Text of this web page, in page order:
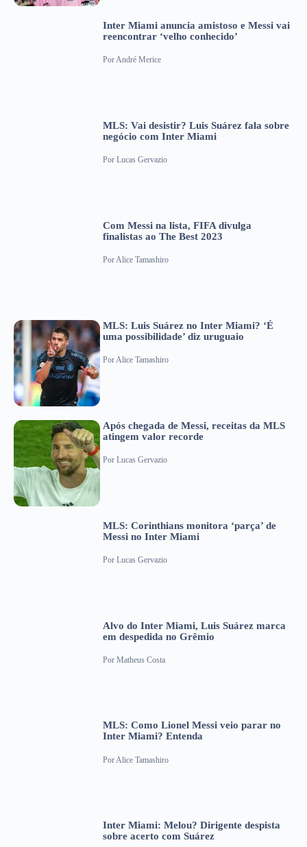
Inter Miami anuncia amistoso e Messi vai
reencontrar ‘velho conhecido’
PorAndré Merice
MLS: Vai desistir? Luis Suárez fala sobre
negócio com Inter Miami
Por Lucas Gervazio
Com Messi na lista, FIFA divulga
finalistas ao The Best 2023
PorAlice Tamashiro
MLS: Luis Suárez no Inter Miami? ‘É
uma possibilidade’ diz uruguaio
PorAlice Tamashiro
Após chegada de Messi, receitas da MLS
atingem valor recorde
Por Lucas Gervazio
MLS: Corinthians monitora ‘parça’ de
Messi no Inter Miami
Por Lucas Gervazio
Alvo do Inter Miami, Luis Suárez marca
em despedida no Grêmio
Por Matheus Costa
MLS: Como Lionel Messi veio parar no
Inter Miami? Entenda
PorAlice Tamashiro
Inter Miami: Melou? Dirigente despista
sobre acerto com Suárez